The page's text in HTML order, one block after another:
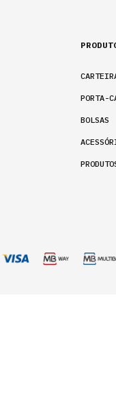
PORTA-
BOLSAS